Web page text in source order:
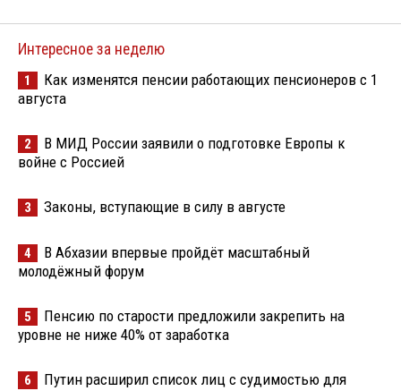
Интересное за неделю
1
Как изменятся пенсии работающих пенсионеров с 1
августа
2
В МИД России заявили о подготовке Европы к
войне с Россией
3 Законы, вступающие в силу в августе
4
В Абхазии впервые пройдёт масштабный
молодёжный форум
5
Пенсию по старости предложили закрепить на
уровне не ниже 40% от заработка
6
Путин расширил список лиц с судимостью для